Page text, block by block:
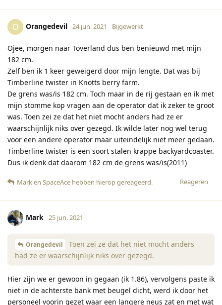
O Orangedevil 24 jun. 2021 Bijgewerkt
Ojee, morgen naar Toverland dus ben benieuwd met mijn
182 cm.
Zelf ben ik 1 keer geweigerd door mijn lengte. Dat was bij
Timberline twister in Knotts berry farm.
De grens was/is 182 cm. Toch maar in de rij gestaan en ik met
mijn stomme kop vragen aan de operator dat ik zeker te groot
was. Toen zei ze dat het niet mocht anders had ze er
waarschijnlijk niks over gezegd. Ik wilde later nog wel terug
voor een andere operator maar uiteindelijk niet meer gedaan.
Timberline twister is een soort stalen krappe backyardcoaster.
Dus ik denk dat daarom 182 cm de grens was/is(2011)
Reageren
Marken SpaceAce hebben hierop gereageerd.
Mark 25 jun. 2021
Orangedevil
Toen zei ze dat het niet mocht anders
had ze er waarschijnlijk niks over gezegd.
Hier zijn we er gewoon in gegaan (ik 1.86), vervolgens paste ik
niet in de achterste bank met beugel dicht, werd ik door het
personeel voorin gezet waar een langere neus zat en met wat